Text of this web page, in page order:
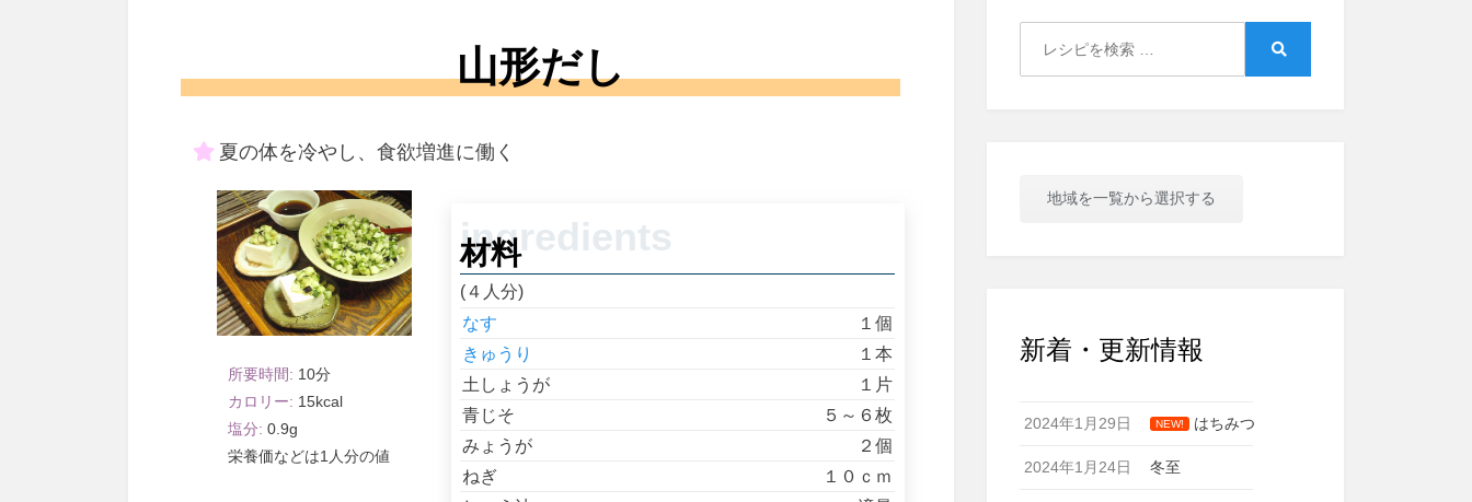
山形だし
夏の体を冷やし、食欲増進に働く
10
15
0.9
1人分
材料
(４人分)
なす
１個
きゅうり
１本
土しょうが
１片
青じそ
５～６枚
みょうが
２個
ねぎ
１０ｃｍ
地域を一覧から選択する
新着・更新情報
2024年1月29日 NEW! はちみつ
2024年1月24日 冬至